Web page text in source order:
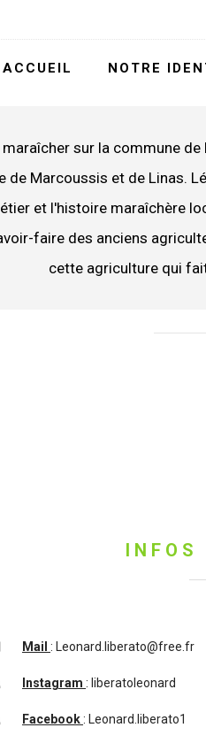
ACCUEIL NOTRE
sur la commune
de Marcoussis et de Linas.
et l'histoire maraîchère
faire des anciens
cette agriculture qui
INFOS
Mail : Leonard.liberato@free.fr
Instagram : iberatoleonard
Facebook: Leonard.liberato1